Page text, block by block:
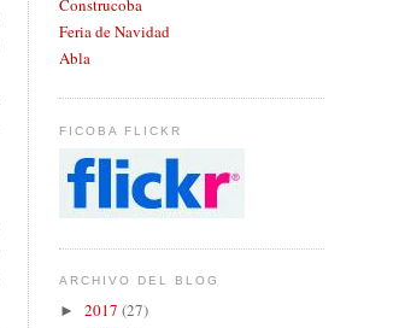
Construcoba
Feria de Navidad
Abla
FICOBA FLICKR
ARCHIVO DEL BLOG
► 2017 (27)